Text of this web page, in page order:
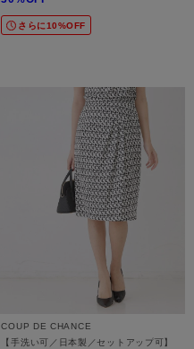
さらに10%OFF
COUP DE CHANCE
【手洗い可／日本製／セットアップ可】